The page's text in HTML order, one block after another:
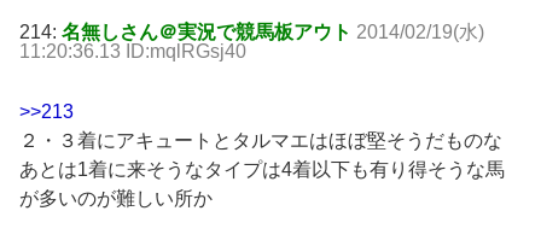
214: 名無しさん＠実況で競馬板アウト 2014/02/19(水)
11:20:36.13 ID:mqlRGsj40
>>213
２・３着にアキュートとタルマエはほぼ堅そうだものな
あとは1着に来そうなタイプは4着以下も有り得そうな馬
が多いのが難しい所か